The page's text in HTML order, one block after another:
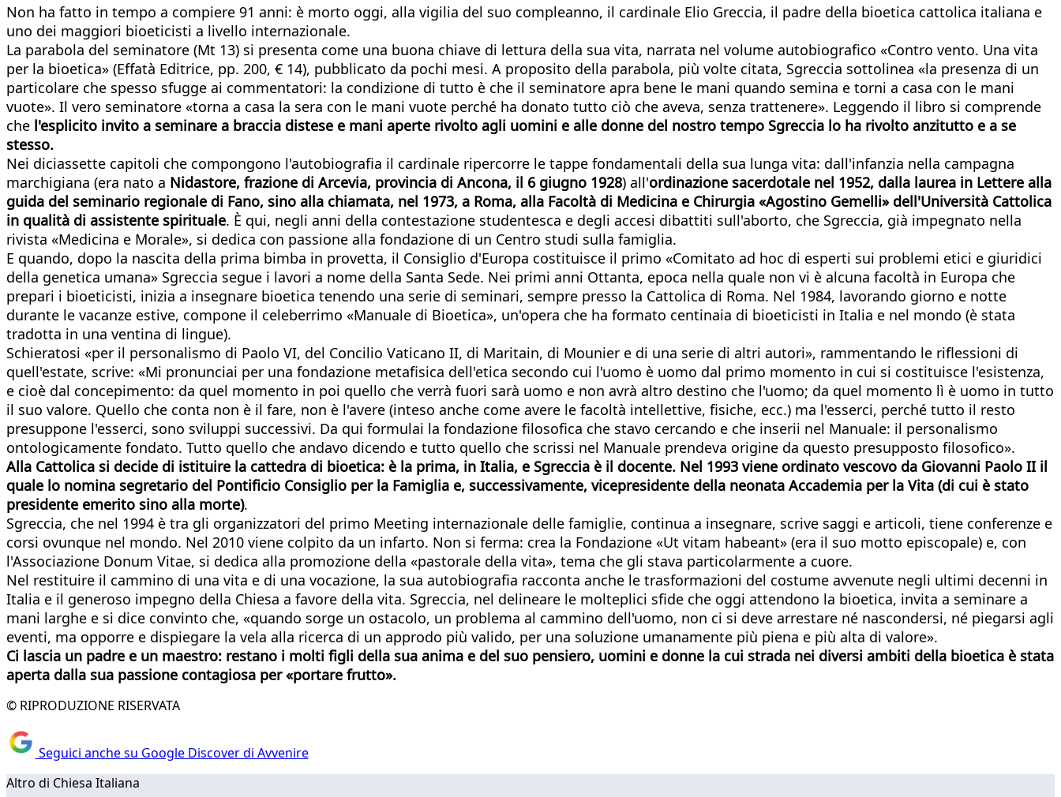
Non ha fatto in tempo a compiere 91 anni: è morto oggi, alla vigilia del suo compleanno, il cardinale Elio Greccia, il padre della bioetica cattolica italiana e
uno dei maggiori bioeticisti a livello internazionale.
La parabola del seminatore (Mt 13) si presenta come una buona chiave di lettura della sua vita, narrata nel volume autobiografico «Contro vento. Una vita
per la bioetica» (Effatà Editrice, pp. 200, € 14), pubblicato da pochi mesi. A proposito della parabola, più volte citata, Sgreccia sottolinea «la presenza di un
particolare che spesso sfugge ai commentatori: la condizione di tutto è che il seminatore apra bene le mani quando semina e torni a casa con le mani
vuote». Il vero seminatore «torna a casa la sera con le mani vuote perché ha donato tutto ciò che aveva, senza trattenere». Leggendo il libro si comprende
che l'esplicito invito a seminare a braccia distese e mani aperte rivolto agli uomini e alle donne del nostro tempo Sgreccia lo ha rivolto anzitutto e a se
stesso.
Nei diciassette capitoli che compongono l'autobiografia il cardinale ripercorre le tappe fondamentali della sua lunga vita: dall'infanzia nella campagna
marchigiana (era nato a Nidastore, frazione di Arcevia, provincia di Ancona, il 6 giugno 1928) all'ordinazione sacerdotale nel 1952, dalla laurea in Lettere alla
guida del seminario regionale di Fano, sino alla chiamata, nel 1973, a Roma, alla Facoltà di Medicina e Chirurgia «Agostino Gemelli» dell'Università Cattolica
in qualità di assistente spirituale. È qui, negli anni della contestazione studentesca e degli accesi dibattiti sull'aborto, che Sgreccia, già impegnato nella
rivista «Medicina e Morale», si dedica con passione alla fondazione di un Centro studi sulla famiglia.
E quando, dopo la nascita della prima bimba in provetta, il Consiglio d'Europa costituisce il primo «Comitato ad hoc di esperti sui problemi etici e giuridici
della genetica umana» Sgreccia segue i lavori a nome della Santa Sede. Nei primi anni Ottanta, epoca nella quale non vi è alcuna facoltà in Europa che
prepari i bioeticisti, inizia a insegnare bioetica tenendo una serie di seminari, sempre presso la Cattolica di Roma. Nel 1984, lavorando giorno e notte
durante le vacanze estive, compone il celeberrimo «Manuale di Bioetica», un'opera che ha formato centinaia di bioeticisti in Italia e nel mondo (è stata
tradotta in una ventina di lingue).
Schieratosi «per il personalismo di Paolo VI, del Concilio Vaticano II, di Maritain, di Mounier e di una serie di altri autori», rammentando le riflessioni di
quell'estate, scrive: «Mi pronunciai per una fondazione metafisica dell'etica secondo cui l'uomo è uomo dal primo momento in cui si costituisce l'esistenza,
e cioè dal concepimento: da quel momento in poi quello che verrà fuori sarà uomo e non avrà altro destino che l'uomo; da quel momento lì è uomo in tutto
il suo valore. Quello che conta non è il fare, non è l'avere (inteso anche come avere le facoltà intellettive, fisiche, ecc.) ma l'esserci, perché tutto il resto
presuppone l'esserci, sono sviluppi successivi. Da qui formulai la fondazione filosofica che stavo cercando e che inserii nel Manuale: il personalismo
ontologicamente fondato. Tutto quello che andavo dicendo e tutto quello che scrissi nel Manuale prendeva origine da questo presupposto filosofico».
Alla Cattolica si decide di istituire la cattedra di bioetica: è la prima, in Italia, e Sgreccia è il docente. Nel 1993 viene ordinato vescovo da Giovanni Paolo II il
quale lo nomina segretario del Pontificio Consiglio per la Famiglia e, successivamente, vicepresidente della neonata Accademia per la Vita (di cui è stato
presidente emerito sino alla morte).
Sgreccia, che nel 1994 è tra gli organizzatori del primo Meeting internazionale delle famiglie, continua a insegnare, scrive saggi e articoli, tiene conferenze e
corsi ovunque nel mondo. Nel 2010 viene colpito da un infarto. Non si ferma: crea la Fondazione «Ut vitam habeant» (era il suo motto episcopale) e, con
l'Associazione Donum Vitae, si dedica alla promozione della «pastorale della vita», tema che gli stava particolarmente a cuore.
Nel restituire il cammino di una vita e di una vocazione, la sua autobiografia racconta anche le trasformazioni del costume avvenute negli ultimi decenni in
Italia e il generoso impegno della Chiesa a favore della vita. Sgreccia, nel delineare le molteplici sfide che oggi attendono la bioetica, invita a seminare a
mani larghe e si dice convinto che, «quando sorge un ostacolo, un problema al cammino dell'uomo, non ci si deve arrestare né nascondersi, né piegarsi agli
eventi, ma opporre e dispiegare la vela alla ricerca di un approdo più valido, per una soluzione umanamente più piena e più alta di valore».
Ci lascia un padre e un maestro: restano i molti figli della sua anima e del suo pensiero, uomini e donne la cui strada nei diversi ambiti della bioetica è stata
aperta dalla sua passione contagiosa per «portare frutto».
© RIPRODUZIONE RISERVATA
Seguici anche su Google Discover di Avvenire
Altro di Chiesa Italiana